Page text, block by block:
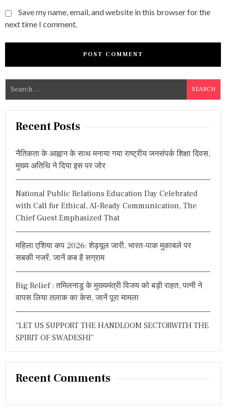
Save my name, email, and website in this browser for the
next time I comment.
e
a
Recent Posts
नैतिकता के आह्वान के साथ मनाया गया राष्ट्रीय जनसंपर्क शिक्षा दिवस,
मुख्य अतिथि ने दिया इस पर जोर
National Public Relations Education Day Celebrated
with Call for Ethical, AI-Ready Communication, The
Chief Guest Emphasized That
महिला एशिया कप 2026: शेड्यूल जारी, भारत-पाक मुकाबले पर
सबकी नजरें, जानें कब है सग्राम
Big Relief : तमिलनाडु के मुख्यमंत्री विजय को बड़ी राहत, पत्नी ने
वापस लिया तलाक का केस, जानें पूरा मामला
“LET US SUPPORT THE HANDLOOM SECTORWITH THE
SPIRIT OF SWADESHI”
Recent Comments